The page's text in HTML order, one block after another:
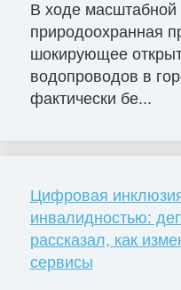
В ходе масштабной
природоохранная
шокирующее
водопроводов в
фактически бе...
Цифровая
инвалидностью:
рассказал, как
сервисы